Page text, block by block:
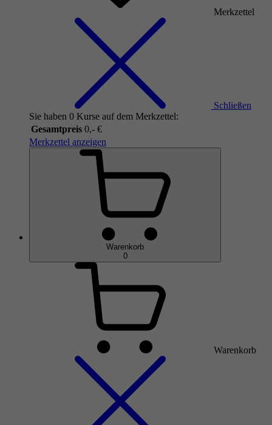
Merkzettel
Schließen
Sie haben 0 Kurse auf dem Merkzettel:
Gesamtpreis 0,- €
Merkzettel anzeigen
Warenkorb
0
Warenkorb